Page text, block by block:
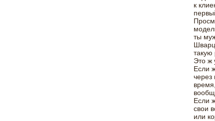
к
ты
такую
Это ж
Если
через
Если
свои
или